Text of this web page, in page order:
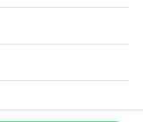
reserved
Ranking rules